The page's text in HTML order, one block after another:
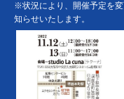
※状況により、開催予定を
知らせいたします。